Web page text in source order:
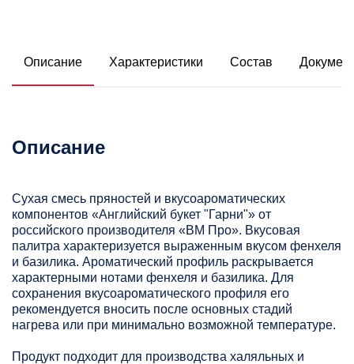
Описание Характеристики Состав
Описание
Сухая смесь пряностей и вкусоароматических
компонентов «Английский букет "Гарни"» от
российского производителя «ВМ Про». Вкусовая
палитра характеризуется выраженным вкусом фенхеля
и базилика. Ароматический профиль раскрывается
характерными нотами фенхеля и базилика. Для
сохранения вкусоароматического профиля его
рекомендуется вносить после основных стадий
нагрева или при минимально возможной температуре.
Продукт подходит для производства халяльных и